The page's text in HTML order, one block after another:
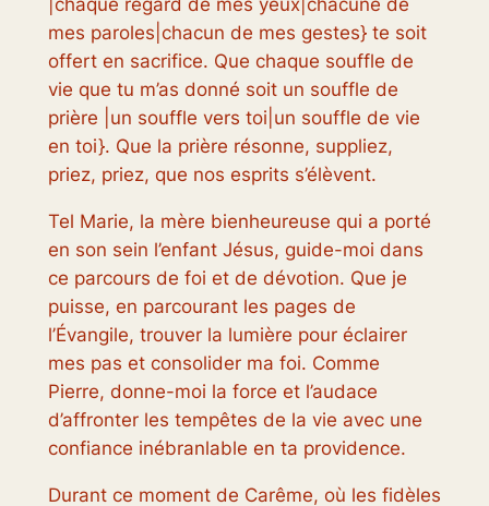
mes paroles|chacun de mes gestes} te soit
offert en sacrifice. Que chaque souffle de
vie que tu m’as donné soit un souffle de
prière |un souffle vers toi|un souffle de vie
en toi}. Que la prière résonne, suppliez,
priez, priez, que nos esprits s’élèvent.
Tel Marie, la mère bienheureuse qui a porté
en son sein l’enfant Jésus, guide-moi dans
ce parcours de foi et de dévotion. Que je
puisse, en parcourant les pages de
l’Évangile, trouver la lumière pour éclairer
mes pas et consolider ma foi. Comme
Pierre, donne-moi la force et l’audace
d’affronter les tempêtes de la vie avec une
confiance inébranlable en ta providence.
Durant ce moment de Carême, où les fidèles